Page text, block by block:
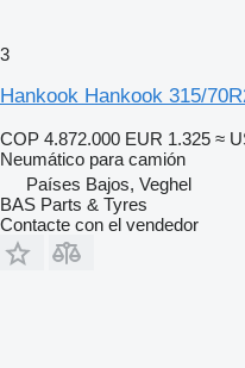
3
Hankook Hankook 315/
COP 4.872.000 EUR 1.325 ≈
Neumático para camión
Países Bajos, Veghel
BAS Parts & Tyres
Contacte con el vendedor